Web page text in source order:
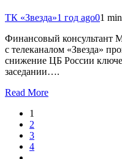
ТК «Звезда»1 год ago01
Финансовый консультант
с телеканалом «Звезда»
снижение ЦБ России
заседании….
Read More
1
2
3
4